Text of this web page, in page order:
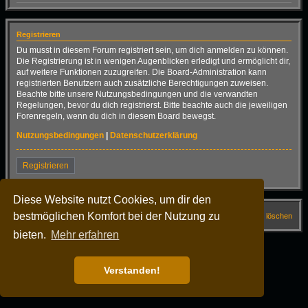
Diese Website nutzt Cookies, um dir den
bestmöglichen Komfort bei der Nutzung zu
bieten. Mehr erfahren
Verstanden!
Registrieren
Du musst in diesem Forum registriert sein, um dich anmelden zu können.
Die Registrierung ist in wenigen Augenblicken erledigt und ermöglicht dir,
auf weitere Funktionen zuzugreifen. Die Board-Administration kann
registrierten Benutzern auch zusätzliche Berechtigungen zuweisen.
Beachte bitte unsere Nutzungsbedingungen und die verwandten
Regelungen, bevor du dich registrierst. Bitte beachte auch die jeweiligen
Forenregeln, wenn du dich in diesem Board bewegst.
Nutzungsbedingungen
Datenschutzerklärung
Registrieren
Startseite Forum Alle Cookies löschen
FAQ
Dark Vision ©
Nutzungsbedingungen